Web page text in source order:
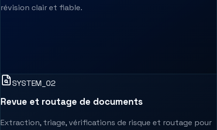
révision clair et fiable.
SYSTEM_02
Revue et routage de documents
Extraction, triage, vérifications de risque et routage pour